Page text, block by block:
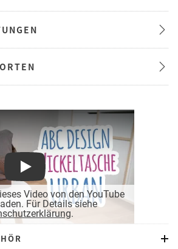
Video von den YouTube
Für Details siehe
.
Play